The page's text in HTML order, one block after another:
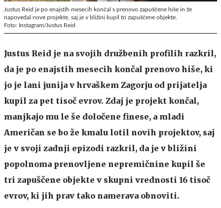
Justus Reid je po enajstih mesecih končal s prenovo zapuščene hiše in že
napovedal nove projekte, saj je v bližini kupil tri zapuščene objekte.
Foto: Instagram/Justus Reid
Justus Reid je na svojih družbenih profilih razkril,
da je po enajstih mesecih končal prenovo hiše, ki
jo je lani junija v hrvaškem Zagorju od prijatelja
kupil za pet tisoč evrov. Zdaj je projekt končal,
manjkajo mu le še določene finese, a mladi
Američan se bo že kmalu lotil novih projektov, saj
je v svoji zadnji epizodi razkril, da je v bližini
popolnoma prenovljene nepremičnine kupil še
tri zapuščene objekte v skupni vrednosti 16 tisoč
evrov, ki jih prav tako namerava obnoviti.